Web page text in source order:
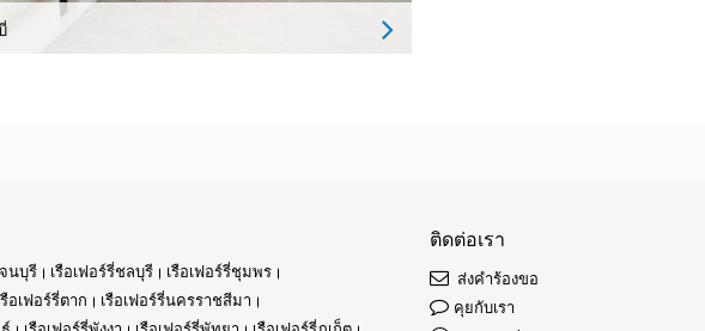
นบุรี เรือเฟอร์รี่ชลบุรี
เรือเฟอร์รี่ชุมพร
รือเฟอร์รี่ตาก
เรือเฟอร์รี่นครราชสีมา
ติดต่อเรา
ส่งคำร้องขอ
คุยกับเรา